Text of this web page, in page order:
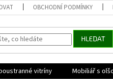
OBCHODNÍ PODMÍNKY
HLEDAT
vitríny Mobiliář s